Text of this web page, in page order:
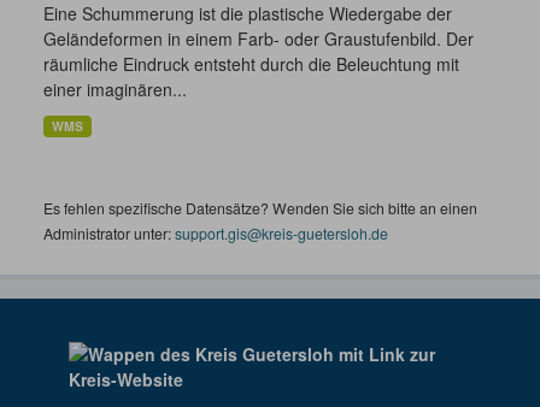
Eine Schummerung ist die plastische Wiedergabe der
Geländeformen in einem Farb- oder Graustufenbild. Der
räumliche Eindruck entsteht durch die Beleuchtung mit
einer imaginären...
WMS
Es fehlen spezifische Datensätze? Wenden Sie sich bitte an einen
Administrator unter:support.gis@kreis-guetersloh.de